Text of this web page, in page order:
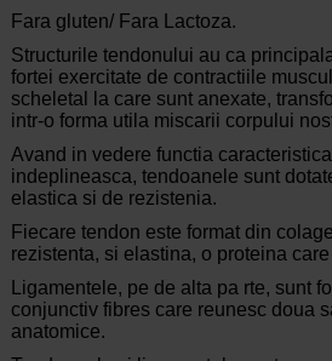
Fara gluten/ Fara Lactoza.
Structurile tendonului au ca
fortei exercitate de contractiile
scheletal la care sunt anexate,
intr-o forma utila miscarii corpului
Avand in vedere functia
indeplineasca, tendoanele sunt
elastica si de rezistenia.
Fiecare tendon este format din
rezistenta, si elastina, o proteina
Ligamentele, pe de alta pa rte, sunt
conjunctiv fibres care reunesc doua
anatomice.